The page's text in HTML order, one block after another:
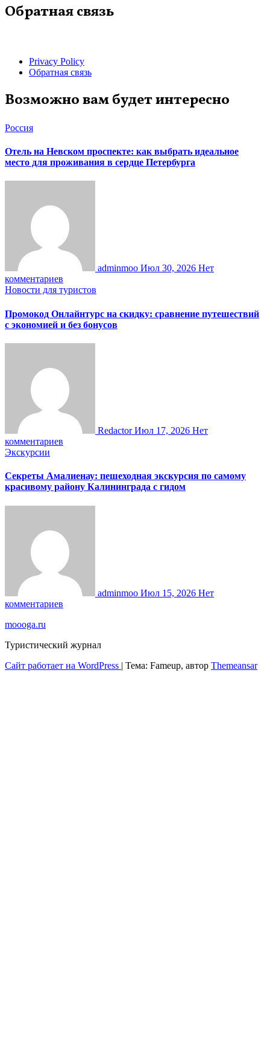
Обратная связь
Privacy Policy
Обратная связь
Возможно вам будет интересно
Россия
Отель на Невском проспекте: как выбрать идеальное
место для проживания в сердце Петербурга
adminmoo Июл 30, 2026 Нет
комментариев
Новости для туристов
Промокод Онлайнтурс на скидку: сравнение путешествий
с экономией и без бонусов
RedactorИюл 17, 2026 Нет
комментариев
Экскурсии
Секреты Амалиенау: пешеходная экскурсия по самому
красивому району Калининграда с гидом
adminmoo Июл 15, 2026 Нет
комментариев
moooga.ru
Туристический журнал
Сайт работает на WordPress | Тема: Fameup, автор Themeansar